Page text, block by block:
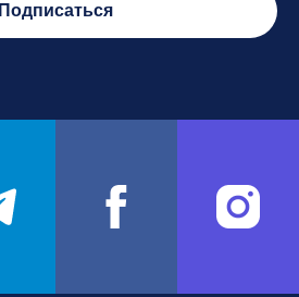
Подписаться